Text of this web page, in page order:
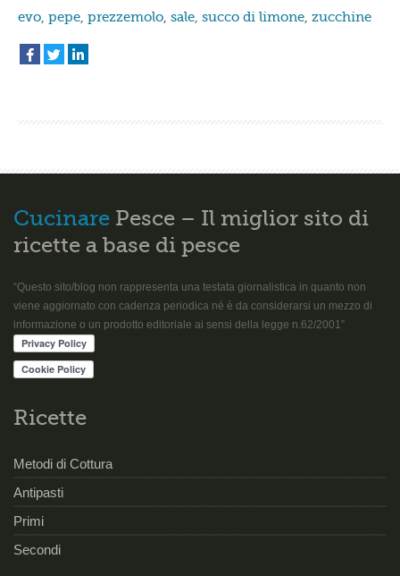
evo, pepe, prezzemolo, sale, succo di limone, zucchine
Cucinare Pesce – Il miglior sito di
ricette a base di pesce
“Questo sito/blog non rappresenta una testata giornalistica in quanto non
viene aggiornato con cadenza periodica né è da considerarsi un mezzo di
informazione o un prodotto editoriale ai sensi della legge n.62/2001”
Ricette
Metodi di Cottura
Antipasti
Primi
Secondi